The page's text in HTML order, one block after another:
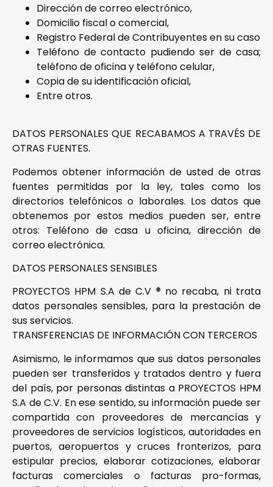
Dirección de correo electrónico,
Domicilio fiscal o comercial,
Registro Federal de Contribuyentes en su caso
Teléfono de contacto pudiendo ser de casa;
teléfono de oficina y teléfono celular,
Copia de su identificación oficial,
Entre otros.
DATOS PERSONALES QUE RECABAMOS A TRAVÉS DE
OTRAS FUENTES.
Podemos obtener información de usted de otras
fuentes permitidas por la ley, tales como los
directorios telefónicos o laborales. Los datos que
obtenemos por estos medios pueden ser, entre
otros: Teléfono de casa u oficina, dirección de
correo electrónica.
DATOS PERSONALES SENSIBLES
PROYECTOS HPM S.A de C.V ® no recaba, ni trata
datos personales sensibles, para la prestación de
sus servicios.
TRANSFERENCIAS DE INFORMACIÓN CON TERCEROS
Asimismo, le informamos que sus datos personales
pueden ser transferidos y tratados dentro y fuera
del país, por personas distintas a PROYECTOS HPM
S.A de C.V. En ese sentido, su información puede ser
compartida con proveedores de mercancías y
proveedores de servicios logísticos, autoridades en
puertos, aeropuertos y cruces fronterizos, para
estipular precios, elaborar cotizaciones, elaborar
facturas comerciales o facturas pro-formas,